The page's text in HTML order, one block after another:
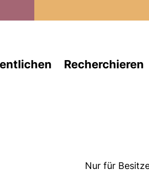
Recherchieren
Nur für